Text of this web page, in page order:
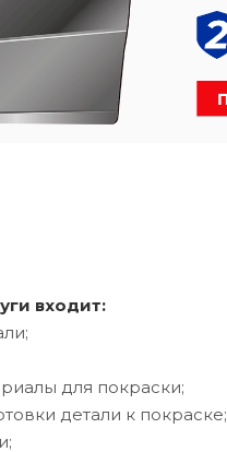
входит:
для покраски;
детали к покраске;